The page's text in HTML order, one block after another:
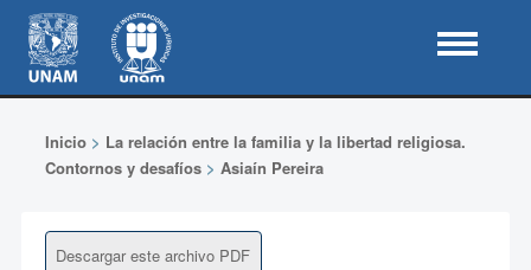
Inicio> La relación entre la familia y la libertad religiosa.
Contornos y desafíos> Asiaín Pereira
Descargar este archivo PDF